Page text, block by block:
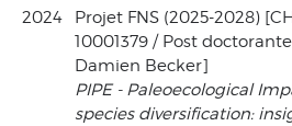
2024
Projet FNS (2025-2028)
10001379 / Post
Damien Becker]
PIPE - Paleoecological
species diversification: